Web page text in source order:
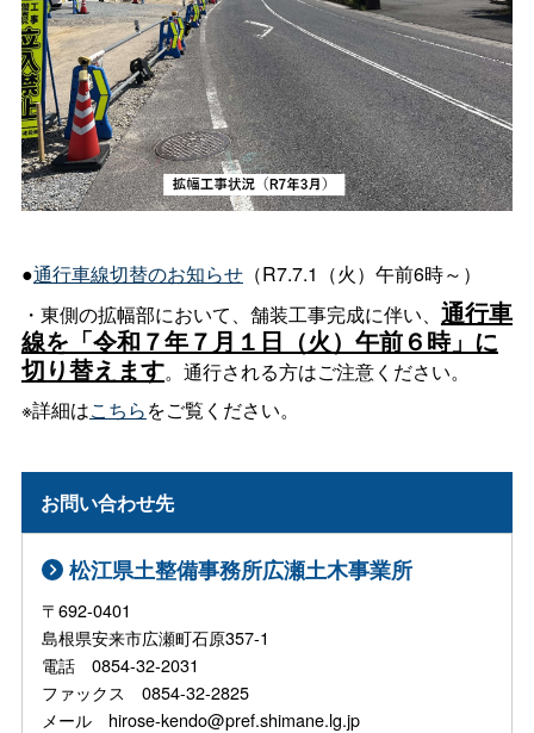
●通行車線切替のお知らせ（R7.7.1（火）午前6時～）
・東側の拡幅部において、舗装工事完成に伴い、 通行車
線を「令和７年７月１日（火）午前６時」に
切り替えます。通行される方はご注意ください。
※詳細はこちらをご覧ください。
お問い合わせ先
松江県土整備事務所広瀬土木事業所
〒692-0401
島根県安来市広瀬町石原357-1
電話 0854-32-2031
ファックス 0854-32-2825
メール hirose-kendo@pref.shimane.lg.jp